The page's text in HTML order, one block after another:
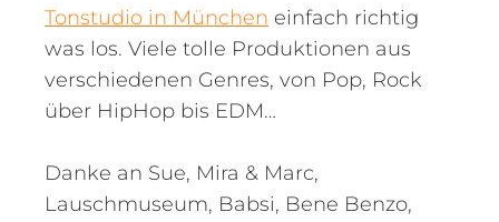
Tonstudio in München einfach richtig
was los. Viele tolle Produktionen aus
verschiedenen Genres, von Pop, Rock
über HipHop bis EDM…
Danke an Sue, Mira & Marc,
Lauschmuseum, Babsi, Bene Benzo,